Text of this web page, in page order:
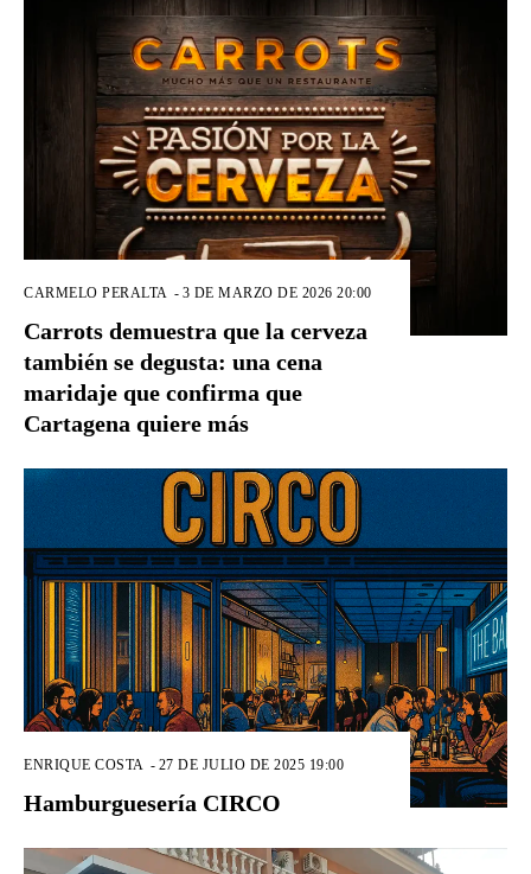
CARMELO PERALTA - 3 DE MARZO DE 2026 20:00
Carrots demuestra que la cerveza
también se degusta: una cena
maridaje que confirma que
Cartagena quiere más
ENRIQUE COSTA - 27 DE JULIO DE 2025 19:00
Hamburguesería CIRCO